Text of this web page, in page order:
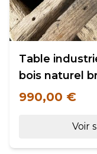
Table
bois naturel
990,00 €
Voir